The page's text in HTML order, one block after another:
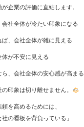
企業の評価に直結します。
社全体が冷たい印象になる
、会社全体が雑に見える
が不安に見える
、会社全体の安心感が高まる
印象は切り離せません。
を高めるためには、
の看板を背負っている」